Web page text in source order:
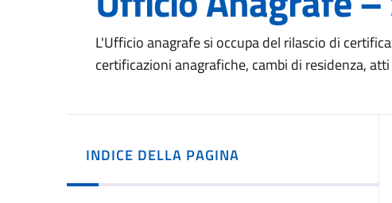
L'Ufficio anagrafe si occupa del rilascio di
certificazioni anagrafiche, cambi di residenza,
INDICE DELLA PAGINA